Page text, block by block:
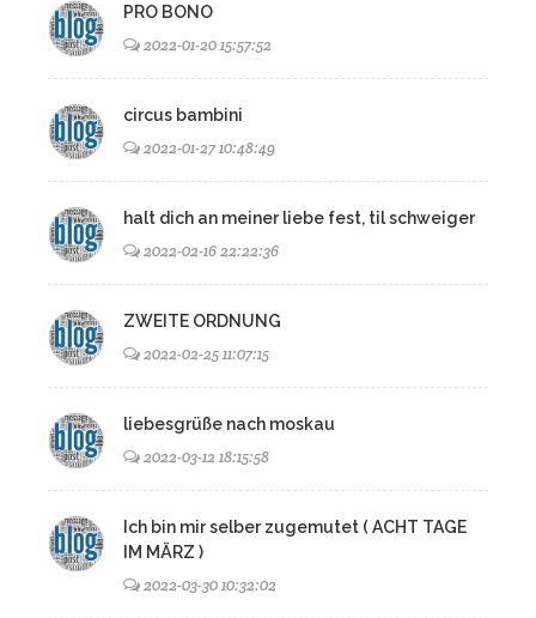
PRO BONO
2022-01-20 15:57:52
circus bambini
2022-01-27 10:48:49
halt dich an meiner liebe fest, til schweiger
2022-02-16 22:22:36
ZWEITE ORDNUNG
2022-02-25 11:07:15
liebesgrüße nach moskau
2022-03-12 18:15:58
Ich bin mir selber zugemutet ( ACHT TAGE
IM MÄRZ )
2022-03-30 10:32:02